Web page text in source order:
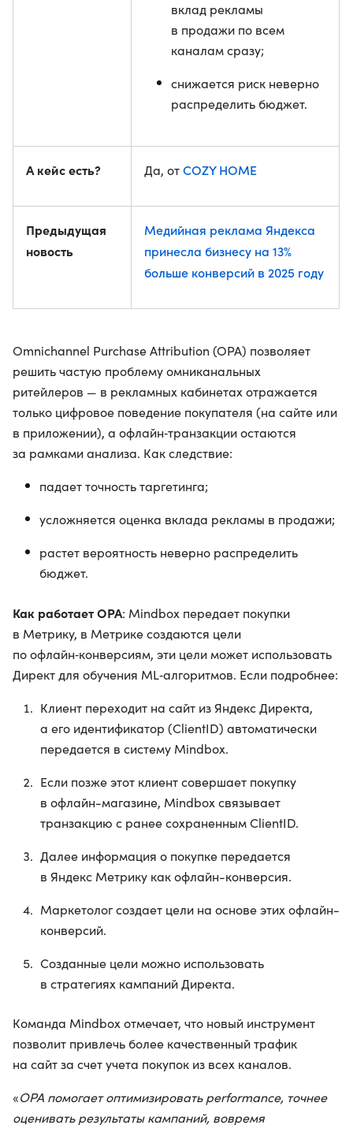
вклад рекламы
в продажи по всем
каналам сразу;
снижается риск неверно
распределить бюджет.
А кейс есть? Да, отCOZY HOME
Предыдущая
новость
Медийная реклама Яндекса
принесла бизнесу на 13%
больше конверсий в 2025 году
Omnichannel Purchase Attribution (OPA) позволяет
решить частую проблему омниканальных
ритейлеров — в рекламных кабинетах отражается
только цифровое поведение покупателя (на сайте или
в приложении), а офлайн‑транзакции остаются
за рамками анализа. Как следствие:
падает точность таргетинга;
усложняется оценка вклада рекламы в продажи;
растет вероятность неверно распределить
бюджет.
Как работает OPA: Mindbox передает покупки
в Метрику, в Метрике создаются цели
по офлайн‑конверсиям, эти цели может использовать
Директ для обучения ML‑алгоритмов. Если подробнее:
Клиент переходит на сайт из Яндекс Директа,
а его идентификатор (ClientID) автоматически
передается в систему Mindbox.
Если позже этот клиент совершает покупку
в офлайн-магазине, Mindbox связывает
транзакцию с ранее сохраненным ClientID.
Далее информация о покупке передается
в Яндекс Метрику как офлайн-конверсия.
Маркетолог создает цели на основе этих офлайн-
конверсий.
Созданные цели можно использовать
в стратегиях кампаний Директа.
Команда Mindbox отмечает, что новый инструмент
позволит привлечь более качественный трафик
на сайт за счет учета покупок из всех каналов.
«OPA помогает оптимизировать performance, точнее
оценивать результаты кампаний, вовремя